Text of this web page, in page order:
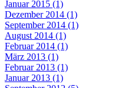
Januar 2015 (1)
Dezember 2014 (1)
September 2014 (1)
August 2014 (1)
Februar 2014 (1)
März 2013 (1)
Februar 2013 (1)
Januar 2013 (1)